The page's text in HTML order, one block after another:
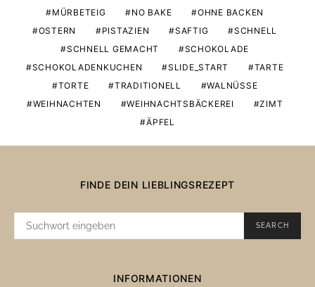
MÜRBETEIG
NO BAKE
OHNE BACKEN
OSTERN
PISTAZIEN SAFTIG
SCHNELL
SCHNELL GEMACHT
SCHOKOLADE
SCHOKOLADENKUCHEN
SLIDE_START
TARTE
TORTE
TRADITIONELL
WALNÜSSE
WEIHNACHTEN
WEIHNACHTSBÄCKEREI
ZIMT
ÄPFEL
FINDE DEIN LIEBLINGSREZEPT
SUCHE
SEARCH
INFORMATIONEN